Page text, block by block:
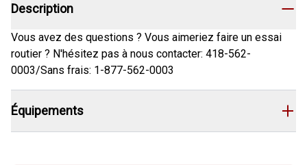
Description
Vous avez des questions ? Vous aimeriez faire un essai
routier ? N'hésitez pas à nous contacter: 418-562-
0003/Sans frais: 1-877-562-0003
Équipements